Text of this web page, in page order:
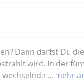
Dann darfst Du
wird. In der
... mehr